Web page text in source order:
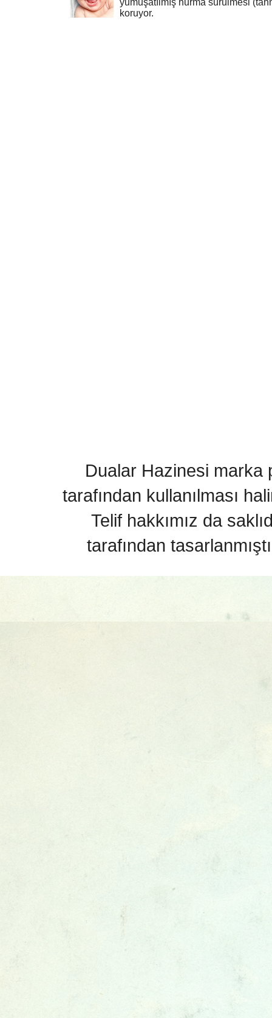
yumuşatılmış hurma sürülmesi
koruyor.
Dualar Hazinesi marka
tarafından kullanılması
Telif hakkımız da
tarafından